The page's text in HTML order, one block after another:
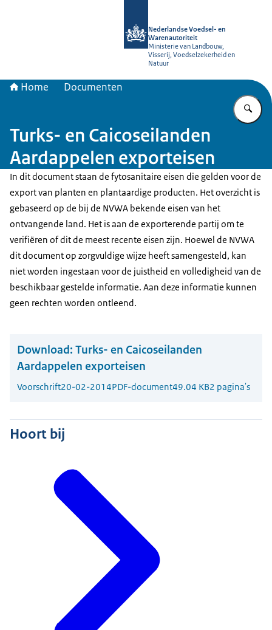
Nederlandse Voedsel- en
Warenautoriteit
Ministerie van Landbouw,
Visserij, Voedselzekerheid en
Natuur
Home Documenten
Turks- en Caicoseilanden
Aardappelen exporteisen
In dit document staan de fytosanitaire eisen die gelden voor de
export van planten en plantaardige producten. Het overzicht is
gebaseerd op de bij de NVWA bekende eisen van het
ontvangende land. Het is aan de exporterende partij om te
verifiëren of dit de meest recente eisen zijn. Hoewel de NVWA
dit document op zorgvuldige wijze heeft samengesteld, kan
niet worden ingestaan voor de juistheid en volledigheid van de
beschikbaar gestelde informatie. Aan deze informatie kunnen
geen rechten worden ontleend.
Download: Turks- en Caicoseilanden
Aardappelen exporteisen
Voorschrift20-02-2014PDF-document49.04 KB2 pagina's
Hoort bij